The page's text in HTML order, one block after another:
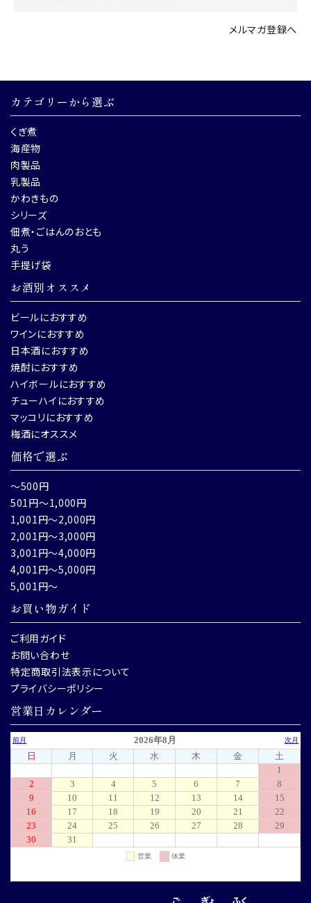
メルマガ登録へ
カテゴリーから選ぶ
くぎ煮
海産物
肉製品
乳製品
かわきもの
シリーズ
佃煮・ごはんのおとも
丸う
手提げ袋
お酒別オススメ
ビールにおすすめ
ワインにおすすめ
日本酒におすすめ
焼酎におすすめ
ハイボールにおすすめ
チューハイにおすすめ
マッコリにおすすめ
梅酒にオススメ
価格で選ぶ
～500円
501円～1,000円
1,001円～2,000円
2,001円～3,000円
3,001円～4,000円
4,001円～5,000円
5,001円～
お買い物ガイド
ご利用ガイド
お問い合わせ
特定商取引法表示について
プライバシーポリシー
営業日カレンダー